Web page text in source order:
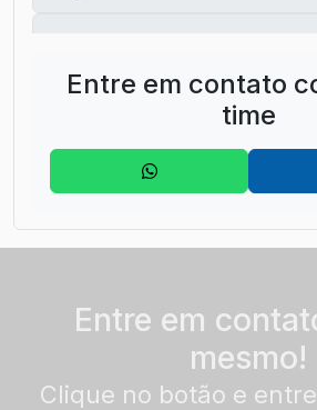
Entre em contato
time
Entre em
mesmo!
Clique no botão e